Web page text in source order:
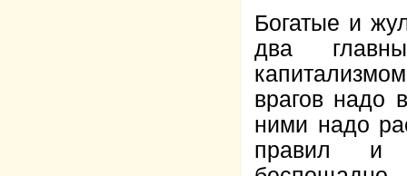
Богатые и
два
врагов надо
ними надо
правил и